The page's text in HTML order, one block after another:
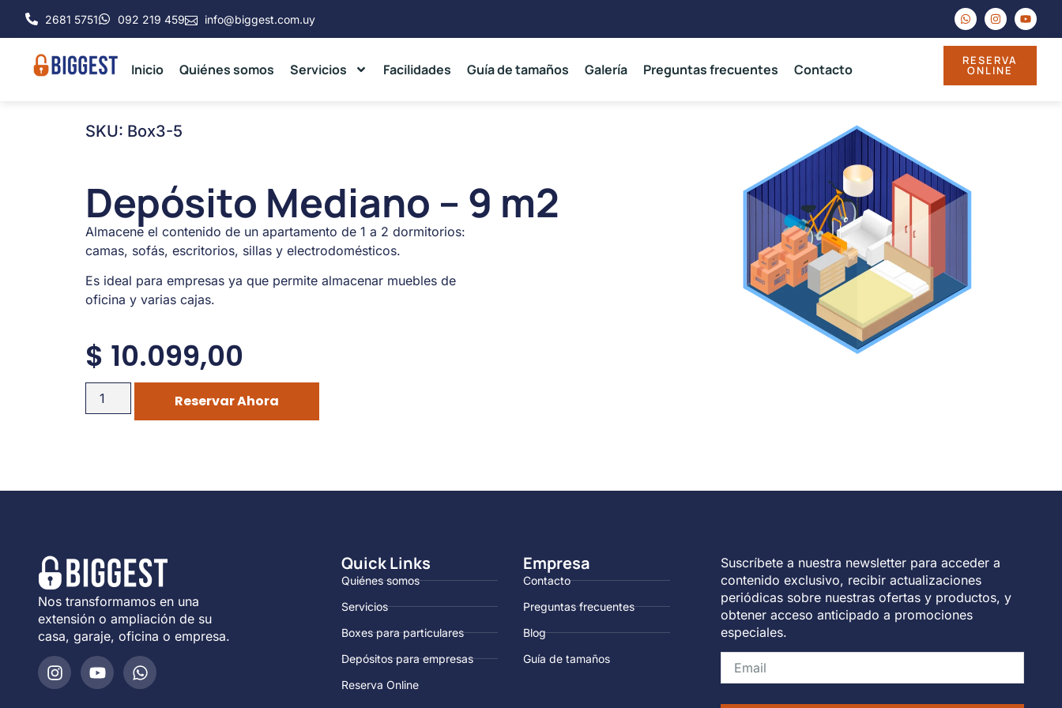
2681 5751 092 219 459 info@biggest.com.uy
Inicio Quiénes somos Servicios Facilidades Guía de tamaños Galería Preguntas frecuentes Contacto
RESERVA
ONLINE
SKU: Box3-5
Depósito Mediano – 9 m2
Almacene el contenido de un apartamento de 1 a 2 dormitorios:
camas, sofás, escritorios, sillas y electrodomésticos.
Es ideal para empresas ya que permite almacenar muebles de
oficina y varias cajas.
$ 10.099,00
Reservar Ahora
Nos transformamos en una
extensión o ampliación de su
casa, garaje, oficina o empresa.
Quick Links
Quiénes somos
Servicios
Boxes para particulares
Depósitos para empresas
Reserva Online
Empresa
Contacto
Preguntas frecuentes
Blog
Guía de tamaños
Suscríbete a nuestra newsletter para acceder a
contenido exclusivo, recibir actualizaciones
periódicas sobre nuestras ofertas y productos, y
obtener acceso anticipado a promociones
especiales.